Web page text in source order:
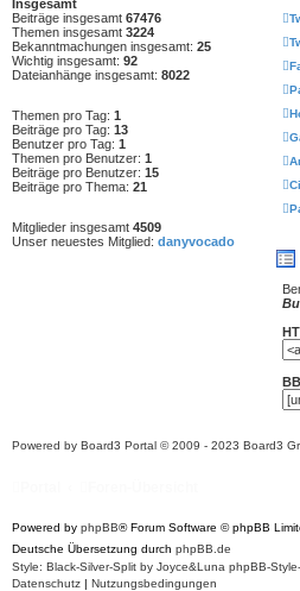
Insgesamt
Beiträge insgesamt 67476
Themen insgesamt 3224
Bekanntmachungen insgesamt: 25
Wichtig insgesamt: 92
Dateianhänge insgesamt: 8022
Themen pro Tag: 1
Beiträge pro Tag: 13
Benutzer pro Tag: 1
Themen pro Benutzer: 1
Beiträge pro Benutzer: 15
Beiträge pro Thema: 21
Mitglieder insgesamt 4509
Unser neuestes Mitglied: danyvocado
Powered by Board3 Portal © 2009 - 2023 Board3
Powered by phpBB® Forum Software © phpBB
Deutsche Übersetzung durch phpBB.de
Style: Black-Silver-Split by Joyce&Luna phpBB-
Datenschutz | Nutzungsbedingungen